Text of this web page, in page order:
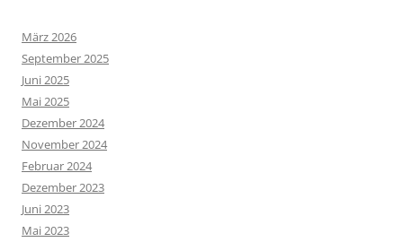
März 2026
September 2025
Juni 2025
Mai 2025
Dezember 2024
November 2024
Februar 2024
Dezember 2023
Juni 2023
Mai 2023